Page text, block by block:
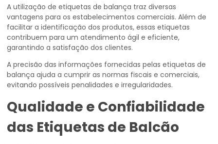
A utilização de etiquetas de balança traz diversas
vantagens para os estabelecimentos comerciais. Além de
facilitar a identificação dos produtos, essas etiquetas
contribuem para um atendimento ágil e eficiente,
garantindo a satisfação dos clientes.
A precisão das informações fornecidas pelas etiquetas de
balança ajuda a cumprir as normas fiscais e comerciais,
evitando possíveis penalidades e irregularidades.
Qualidade e Confiabilidade
das Etiquetas de Balcão